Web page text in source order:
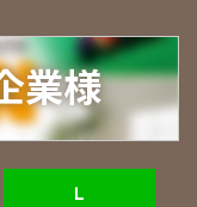
業様
Ｌ